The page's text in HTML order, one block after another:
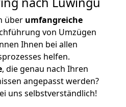
über umfangreiche
von Umzügen
Ihnen bei allen
helfen.
, die genau nach Ihren
angepasst werden?
uns selbstverständlich!